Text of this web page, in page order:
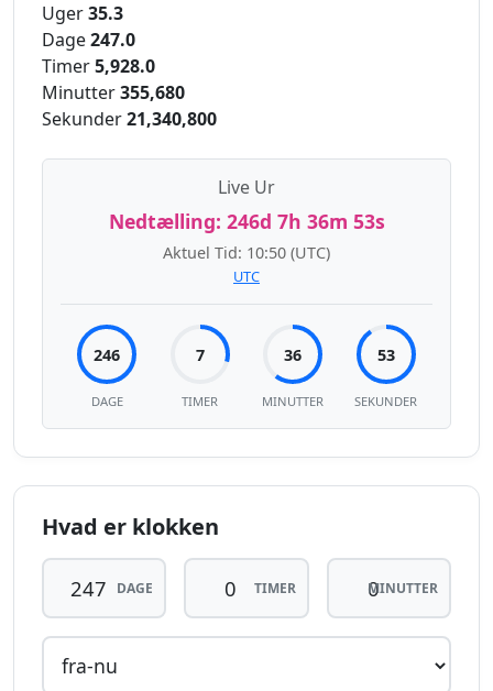
Uger35.3
Dage247.0
Timer5,928.0
Minutter355,680
Sekunder21,340,800
Live Ur
Nedtælling: 246d 7h 36m 53s
Aktuel Tid: 10:50 (UTC)
UTC
246
DAGE
7
TIMER
36
MINUTTER
53
SEKUNDER
Hvad er klokken
DAGE TIMER MINUTTER